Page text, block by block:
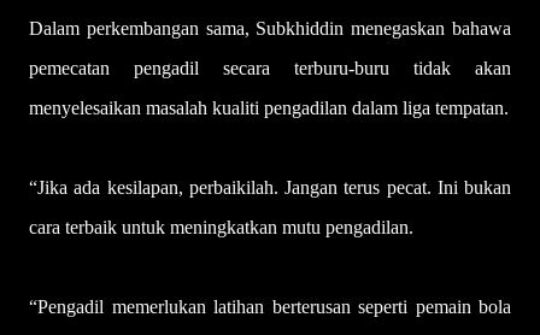
Dalam perkembangan sama, Subkhiddin menegaskan bahawa
pemecatan pengadil secara terburu-buru tidak akan
menyelesaikan masalah kualiti pengadilan dalam liga tempatan.
“Jika ada kesilapan, perbaikilah. Jangan terus pecat. Ini bukan
cara terbaik untuk meningkatkan mutu pengadilan.
“Pengadil memerlukan latihan berterusan seperti pemain bola